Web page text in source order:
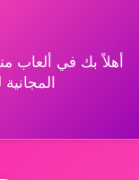
أهلاً بك في ألعاب